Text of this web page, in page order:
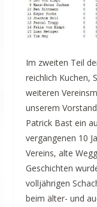
Im zweiten Teil
reichlich Kuchen,
weiteren
unserem
Patrick Bast ein
vergangenen 10
Vereins, alte
Geschichten
volljährigen
beim älter- und